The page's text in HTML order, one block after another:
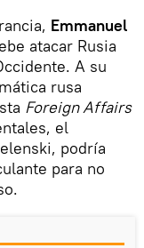
Emmanuel
atacar Rusia
A su
rusa
Foreign Affairs
el
podría
para no